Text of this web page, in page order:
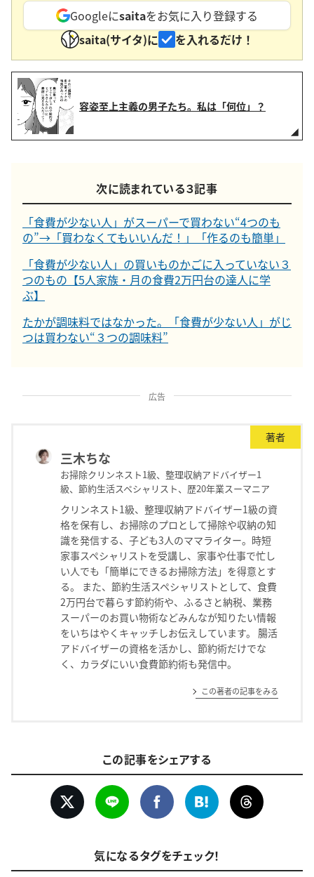
Googleにsaitaをお気に入り登録する
saita(サイタ)に
を入れるだけ！
容姿至上主義の男子たち。私は「何位」？
次に読まれている３記事
「食費が少ない人」がスーパーで買わない“4つのも
の”→「買わなくてもいいんだ！」「作るのも簡単」
「食費が少ない人」の買いものかごに入っていない３
つのもの【5人家族・月の食費2万円台の達人に学
ぶ】
たかが調味料ではなかった。「食費が少ない人」がじ
つは買わない“３つの調味料”
広告
著者
三木ちな
お掃除クリンネスト1級、整理収納アドバイザー1
級、節約生活スペシャリスト、歴20年業スーマニア
クリンネスト1級、整理収納アドバイザー1級の資
格を保有し、お掃除のプロとして掃除や収納の知
識を発信する、子ども3人のママライター。時短
家事スペシャリストを受講し、家事や仕事で忙し
い人でも「簡単にできるお掃除方法」を得意とす
る。 また、節約生活スペシャリストとして、食費
2万円台で暮らす節約術や、ふるさと納税、業務
スーパーのお買い物術などみんなが知りたい情報
をいちはやくキャッチしお伝えしています。 腸活
アドバイザーの資格を活かし、節約術だけでな
く、カラダにいい食費節約術も発信中。
この著者の記事をみる
この記事をシェアする
気になるタグをチェック！